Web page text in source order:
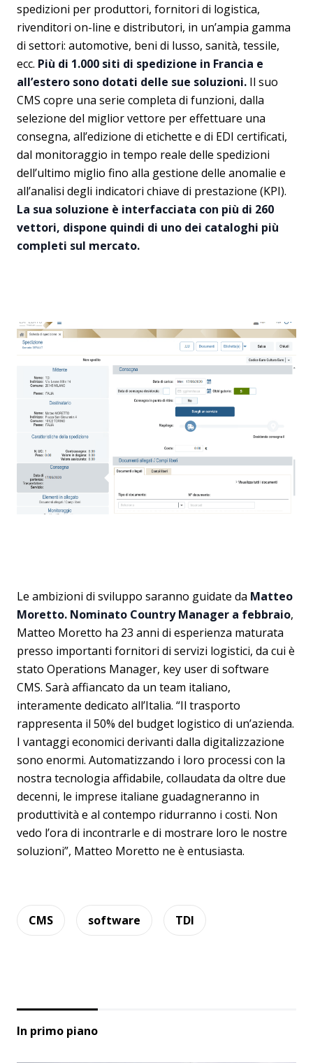
spedizioni per produttori, fornitori di logistica,
rivenditori on-line e distributori, in un’ampia gamma
di settori: automotive, beni di lusso, sanità, tessile,
ecc. Più di 1.000 siti di spedizione in Francia e
all’estero sono dotati delle sue soluzioni. Il suo
CMS copre una serie completa di funzioni, dalla
selezione del miglior vettore per effettuare una
consegna, all’edizione di etichette e di EDI certificati,
dal monitoraggio in tempo reale delle spedizioni
dell’ultimo miglio fino alla gestione delle anomalie e
all’analisi degli indicatori chiave di prestazione (KPI).
La sua soluzione è interfacciata con più di 260
vettori, dispone quindi di uno dei cataloghi più
completi sul mercato.
Le ambizioni di sviluppo saranno guidate da Matteo
Moretto. Nominato Country Manager a febbraio,
Matteo Moretto ha 23 anni di esperienza maturata
presso importanti fornitori di servizi logistici, da cui è
stato Operations Manager, key user di software
CMS. Sarà affiancato da un team italiano,
interamente dedicato all’Italia. “Il trasporto
rappresenta il 50% del budget logistico di un’azienda.
I vantaggi economici derivanti dalla digitalizzazione
sono enormi. Automatizzando i loro processi con la
nostra tecnologia affidabile, collaudata da oltre due
decenni, le imprese italiane guadagneranno in
produttività e al contempo ridurranno i costi. Non
vedo l’ora di incontrarle e di mostrare loro le nostre
soluzioni”, Matteo Moretto ne è entusiasta.
CMS software TDI
In primo piano